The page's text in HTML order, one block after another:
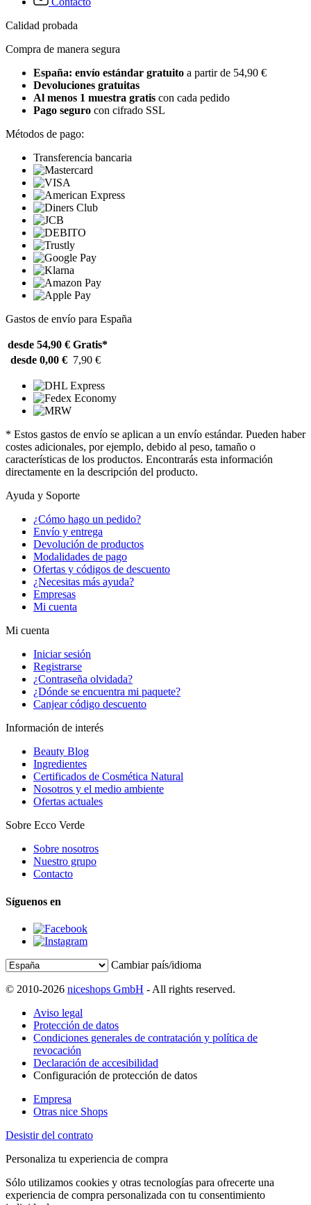
Calidad probada
Compra de manera segura
España: envío estándar gratuito a partir de 54,90 €
Devoluciones gratuitas
Al menos 1 muestra gratis con cada pedido
Pago seguro con cifrado SSL
Métodos de pago:
Transferencia bancaria
Gastos de envío para España
desde 54,90 € Gratis*
desde 0,00 € 7,90 €
* Estos gastos de envío se aplican a un envío estándar. Pueden haber
costes adicionales, por ejemplo, debido al peso, tamaño o
características de los productos. Encontrarás esta información
directamente en la descripción del producto.
Ayuda y Soporte
¿Cómo hago un pedido?
Envío y entrega
Devolución de productos
Modalidades de pago
Ofertas y códigos de descuento
¿Necesitas más ayuda?
Empresas
Mi cuenta
Mi cuenta
Iniciar sesión
Registrarse
¿Contraseña olvidada?
¿Dónde se encuentra mi paquete?
Canjear código descuento
Información de interés
Beauty Blog
Ingredientes
Certificados de Cosmética Natural
Nosotros y el medio ambiente
Ofertas actuales
Sobre Ecco Verde
Sobre nosotros
Nuestro grupo
Contacto
Síguenos en
Cambiar país/idioma
© 2010-2026 niceshops GmbH - All rights reserved.
Aviso legal
Protección de datos
Condiciones generales de contratación y política de
revocación
Declaración de accesibilidad
Configuración de protección de datos
Empresa
Otras nice Shops
Desistir del contrato
Personaliza tu experiencia de compra
Sólo utilizamos cookies y otras tecnologías para ofrecerte una
experiencia de compra personalizada con tu consentimiento